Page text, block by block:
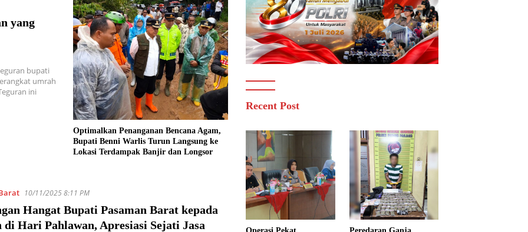
yang
bupati
umrah
ini
Optimalkan Penanganan Bencana Agam,
Bupati Benni Warlis Turun Langsung ke
Lokasi Terdampak Banjir dan Longsor
10/11/2025 8:11 PM
Hangat Bupati Pasaman Barat kepada
di Hari Pahlawan, Apresiasi Sejati Jasa
Recent Post